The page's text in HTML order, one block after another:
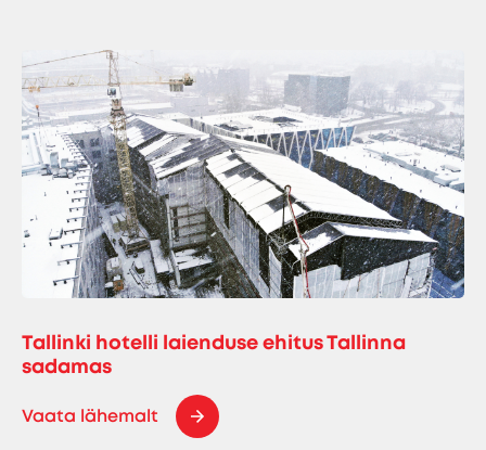
Tallinki hotelli laienduse ehitus Tallinna
sadamas
Vaata lähemalt